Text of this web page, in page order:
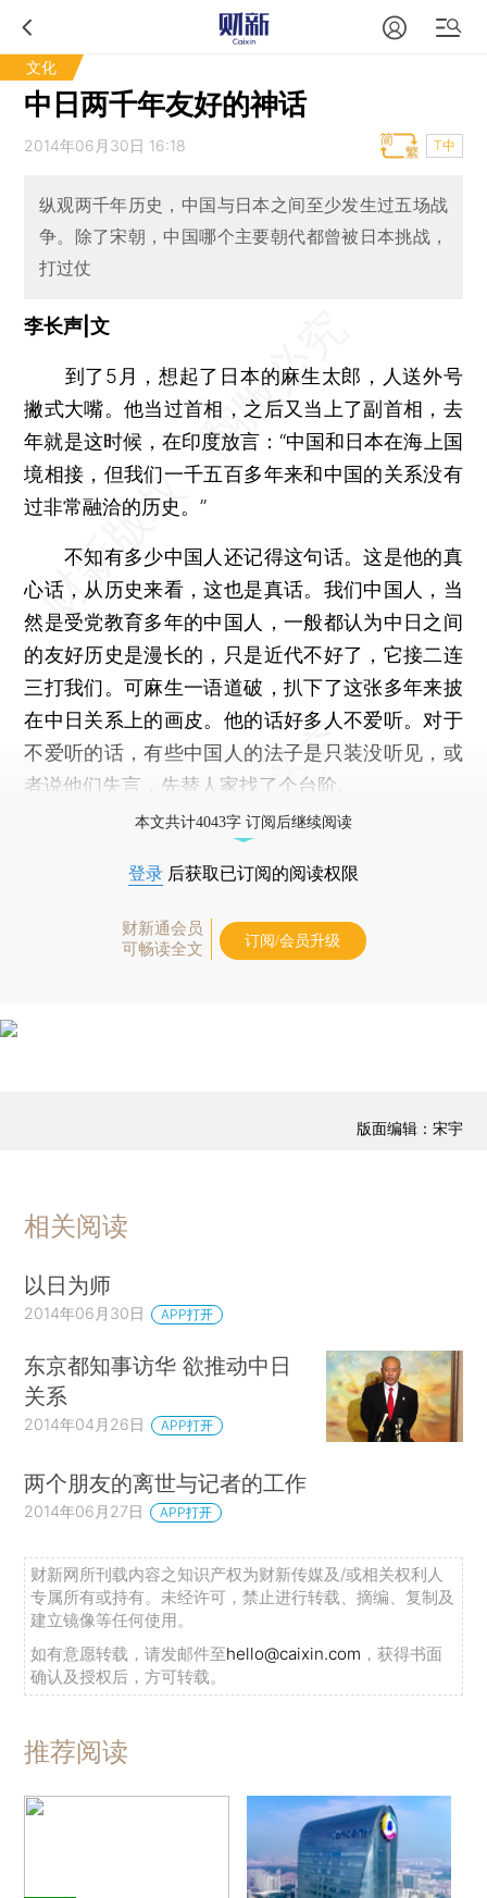
文化
中日两千年友好的神话
2014年06月30日 16:18 T中
纵观两千年历史，中国与日本之间至少发生过五场战
争。除了宋朝，中国哪个主要朝代都曾被日本挑战，
打过仗
李长声|文
到了5月，想起了日本的麻生太郎，人送外号
撇式大嘴。他当过首相，之后又当上了副首相，去
年就是这时候，在印度放言：“中国和日本在海上国
境相接，但我们一千五百多年来和中国的关系没有
过非常融洽的历史。”
不知有多少中国人还记得这句话。这是他的真
心话，从历史来看，这也是真话。我们中国人，当
然是受党教育多年的中国人，一般都认为中日之间
的友好历史是漫长的，只是近代不好了，它接二连
三打我们。可麻生一语道破，扒下了这张多年来披
在中日关系上的画皮。他的话好多人不爱听。对于
不爱听的话，有些中国人的法子是只装没听见，或
者说他们失言，先替人家找了个台阶。
本文共计4043字 订阅后继续阅读
登录 后获取已订阅的阅读权限
财新通会员
可畅读全文
订阅/会员升级
版面编辑：宋宇
相关阅读
以日为师
2014年06月30日 APP打开
东京都知事访华 欲推动中日
关系
2014年04月26日 APP打开
两个朋友的离世与记者的工作
2014年06月27日 APP打开
财新网所刊载内容之知识产权为财新传媒及/或相关权利人
专属所有或持有。未经许可，禁止进行转载、摘编、复制及
建立镜像等任何使用。
如有意愿转载，请发邮件至hello@caixin.com ，获得书面
确认及授权后，方可转载。
推荐阅读